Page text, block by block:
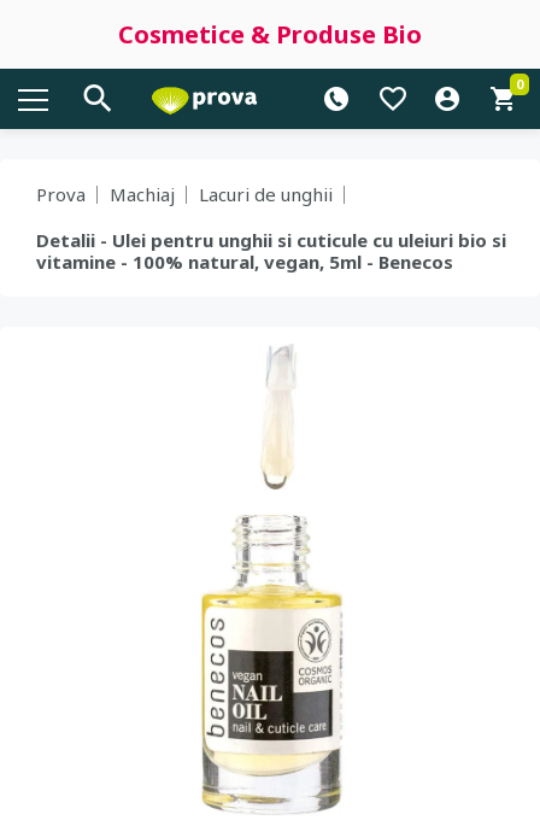
Cosmetice & Produse Bio
0
Prova Machiaj
Lacuri de unghii
Detalii - Ulei pentru unghii si cuticule cu uleiuri bio si
vitamine - 100% natural, vegan, 5ml - Benecos